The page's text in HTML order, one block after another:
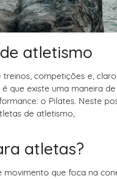
atletismo
competições e, claro,
que existe uma maneira de
o Pilates. Neste
de atletismo,
atletas?
movimento que foca na